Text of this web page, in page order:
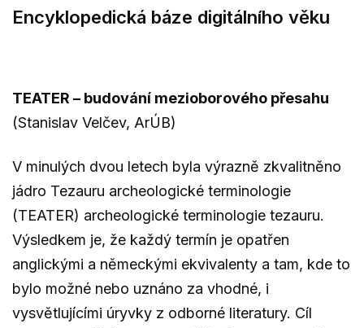
Encyklopedická báze digitálního věku
TEATER – budování mezioborového přesahu
(Stanislav Velčev, ArÚB)
V minulých dvou letech byla výrazně zkvalitněno
jádro Tezauru archeologické terminologie
(TEATER) archeologické terminologie tezauru.
Výsledkem je, že každý termín je opatřen
anglickými a německými ekvivalenty a tam, kde to
bylo možné nebo uznáno za vhodné, i
vysvětlujícími úryvky z odborné literatury. Cíl